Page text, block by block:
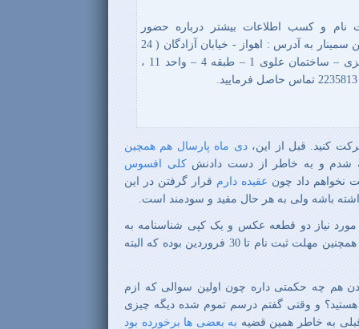
و کسب اطلاعات بیشتر درباره حضور
نمایندگان مورد نظرتان در این سمینار به آدرس : اهواز - خیابان آزادگان ( 24
متری ) جنب بانک سپه مرکزی – ساختمان علوی 1 – طبقه 4 – واحد 11 ،
کنید. قبل از این،دی ماه پارسال هم همچین
شدم و به خاطر از دست دادنشکلی افسوس
نخواهم داد چون عقیده دارم قرار گرفتن در این
باشه ولی به هر حال مفید و سودمند است.
نیاز دو قطعه عکس و یک کپی شناسنامه به
همراه مبلغ 15.000 تومان است. همچنین مهلت ثبت نام تا 30 فروردین بوده که البته
هم چه حکمتی داره چون اولین سوالی که ازم
هستید؟ و وقتی گفتم درسم تموم شده دیگه چیزی
به خاطر همین قضیه به بعضی ها برخورده بود